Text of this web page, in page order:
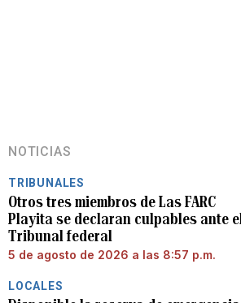
NOTICIAS
TRIBUNALES
Otros tres miembros de Las FARC
Playita se declaran culpables ante el
Tribunal federal
5 de agosto de 2026 a las 8:57 p.m.
LOCALES